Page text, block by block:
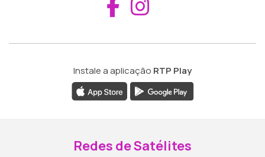
Instale a aplicação RTP Play
Redes de Satélites